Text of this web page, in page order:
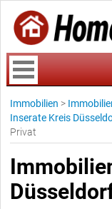
Immobilien >
Inserate Kreis
Privat